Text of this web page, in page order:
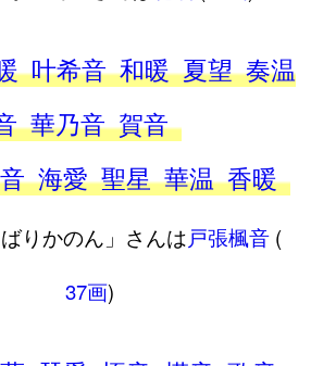
叶希音 和暖 夏望 奏温
華乃音 賀音
海愛 聖星 華温 香暖
りかのん」さんは戸張楓音(
37画)